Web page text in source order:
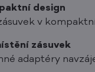
design
v
zásuvek
adaptéry